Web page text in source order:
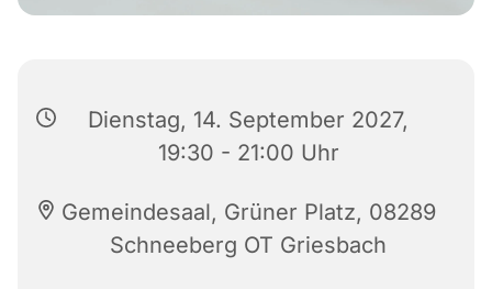
Dienstag, 14. September 2027,
19:30 - 21:00 Uhr
Gemeindesaal, Grüner Platz, 08289
Schneeberg OT Griesbach